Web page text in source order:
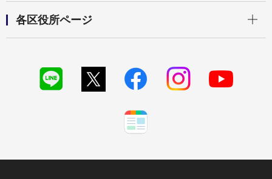
各区役所ページ